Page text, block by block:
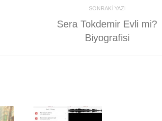
SONRAKI YAZI
Sera Tokdemir Evli mi?
Biyografisi